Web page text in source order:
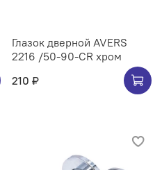
Глазок дверной AVERS
2216 /50-90-CR хром
210 ₽